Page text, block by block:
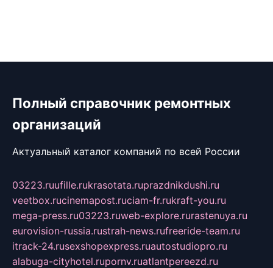
Полный справочник ремонтных
организаций
Актуальный каталог компаний по всей России
03223.ruufille.rukrasotata.ruprazdnikdushi.ru
veetbox.rucinemapost.ruciam-fr.rukraft-you.ru
mega-press.ru03223.ruweb-explore.rurastenuya.ru
eurovision-russia.rustrah-news.rufreeride-team.ru
itrack-24.rusexshopexpress.ruautostudiopro.ru
alabuga-cityhotel.rupornv.ruatlantpereezd.ru